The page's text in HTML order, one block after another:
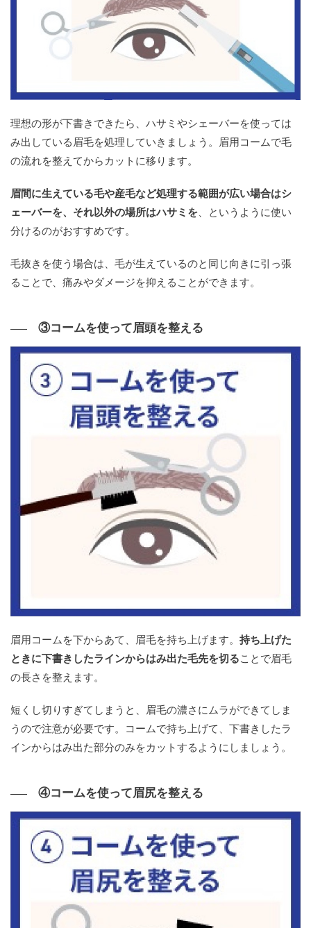
理想の形が下書きできたら、ハサミやシェーバーを使っては
み出している眉毛を処理していきましょう。眉用コームで毛
の流れを整えてからカットに移ります。
眉間に生えている毛や産毛など処理する範囲が広い場合はシ
ェーバーを、それ以外の場所はハサミを 、というように使い
分けるのがおすすめです。
毛抜きを使う場合は、毛が生えているのと同じ向きに引っ張
ることで、痛みやダメージを抑えることができます。
③コームを使って眉頭を整える
眉用コームを下からあて、眉毛を持ち上げます。 持ち上げた
ときに下書きしたラインからはみ出た毛先を切ることで眉毛
の長さを整えます。
短くし切りすぎてしまうと、眉毛の濃さにムラができてしま
うので注意が必要です。コームで持ち上げて、下書きしたラ
インからはみ出た部分のみをカットするようにしましょう。
④コームを使って眉尻を整える